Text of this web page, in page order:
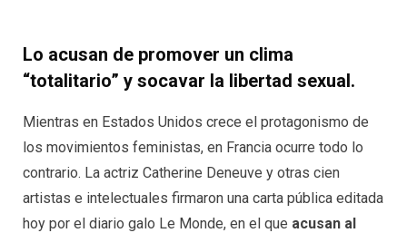
Lo acusan de promover un clima
“totalitario” y socavar la libertad sexual.
Mientras en Estados Unidos crece el protagonismo de
los movimientos feministas, en Francia ocurre todo lo
contrario. La actriz Catherine Deneuve y otras cien
artistas e intelectuales firmaron una carta pública editada
hoy por el diario galo Le Monde, en el que acusan al